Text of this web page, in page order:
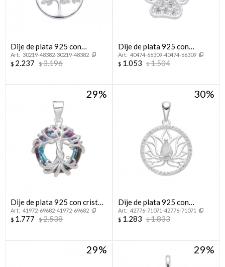
Dije de plata 925 con
circonias, ÁRBOL DE LA
VIDA.
30219-48382-30219-48382
$ 2.237 $3.196
Dije de plata 925 con
circonias, HUELLITA.
40474-66309-40474-66309
$ 1.053 $1.504
29
Dije de plata 925 con cristal,
ÁRBOL DE LA VIDA.
41972-69682-41972-69682
$ 1.777 $2.538
30
Dije de plata 925 con
circonias, FLOR DE LOTO.
42776-71071-42776-71071
$ 1.283 $1.833
29 29